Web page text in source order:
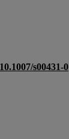
s00431-0